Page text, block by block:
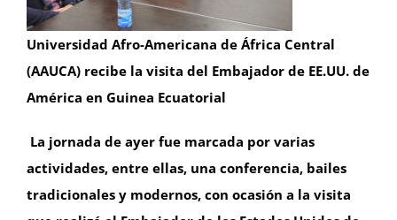
Universidad Afro-Americana de África Central
(AAUCA) recibe la visita del Embajador de EE.UU. de
América en Guinea Ecuatorial
La jornada de ayer fue marcada por varias
actividades, entre ellas, una conferencia, bailes
tradicionales y modernos, con ocasión a la visita